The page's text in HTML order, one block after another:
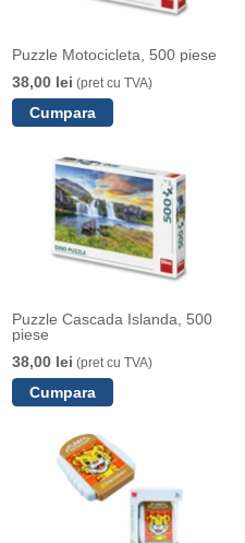
Puzzle Motocicleta, 500 piese
38,00 lei (pret cu TVA)
Puzzle Cascada Islanda, 500
piese
38,00 lei (pret cu TVA)